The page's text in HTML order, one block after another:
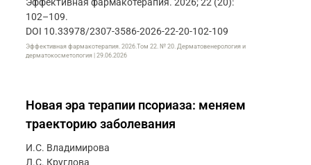
102–109.
DOI 10.33978/2307-3586-2026-22-20-102-109
Эффективная фармакотерапия. 2026.Том 22. № 20. Дерматовенерология и
дерматокосметология | 29.06.2026
Новая эра терапии псориаза: меняем
траекторию заболевания
И.С. Владимирова
Л.С. Круглова